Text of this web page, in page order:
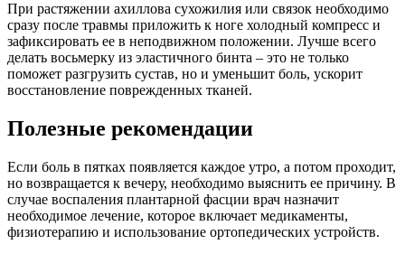
При растяжении ахиллова сухожилия или связок необходимо
сразу после травмы приложить к ноге холодный компресс и
зафиксировать ее в неподвижном положении. Лучше всего
делать восьмерку из эластичного бинта – это не только
поможет разгрузить сустав, но и уменьшит боль, ускорит
восстановление поврежденных тканей.
Полезные рекомендации
Если боль в пятках появляется каждое утро, а потом проходит,
но возвращается к вечеру, необходимо выяснить ее причину. В
случае воспаления плантарной фасции врач назначит
необходимое лечение, которое включает медикаменты,
физиотерапию и использование ортопедических устройств.